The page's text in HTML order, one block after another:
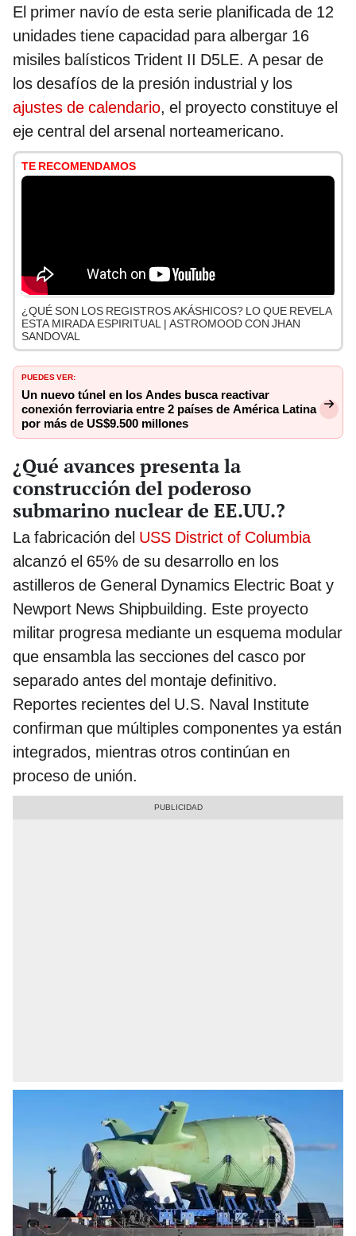
El primer navío de esta serie planificada de 12
unidades tiene capacidad para albergar 16
misiles balísticos Trident II D5LE. A pesar de
los desafíos de la presión industrial y los
ajustes de calendario, el proyecto constituye el
eje central del arsenal norteamericano.
TE RECOMENDAMOS
¿QUÉ SON LOS REGISTROS AKÁSHICOS? LO QUE REVELA
ESTA MIRADA ESPIRITUAL | ASTROMOOD CON JHAN
SANDOVAL
PUEDES VER:
Un nuevo túnel en los Andes busca reactivar
conexión ferroviaria entre 2 países de América Latina
por más de US$9.500 millones
¿Qué avances presenta la
construcción del poderoso
submarino nuclear de EE.UU.?
La fabricación del USS District of Columbia
alcanzó el 65% de su desarrollo en los
astilleros de General Dynamics Electric Boat y
Newport News Shipbuilding. Este proyecto
militar progresa mediante un esquema modular
que ensambla las secciones del casco por
separado antes del montaje definitivo.
Reportes recientes del U.S. Naval Institute
confirman que múltiples componentes ya están
integrados, mientras otros continúan en
proceso de unión.